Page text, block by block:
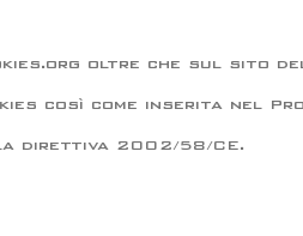
oltre che sul sito
così come inserita nel
direttiva 2002/58/CE.